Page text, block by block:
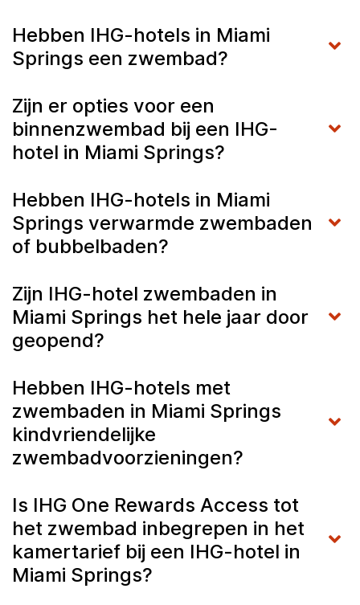
Hebben IHG-hotels in Miami
Springs een zwembad?
Zijn er opties voor een
binnenzwembad bij een IHG-
hotel in Miami Springs?
Hebben IHG-hotels in Miami
Springs verwarmde zwembaden
of bubbelbaden?
Zijn IHG-hotel zwembaden in
Miami Springs het hele jaar door
geopend?
Hebben IHG-hotels met
zwembaden in Miami Springs
kindvriendelijke
zwembadvoorzieningen?
Is IHG One Rewards Access tot
het zwembad inbegrepen in het
kamertarief bij een IHG-hotel in
Miami Springs?